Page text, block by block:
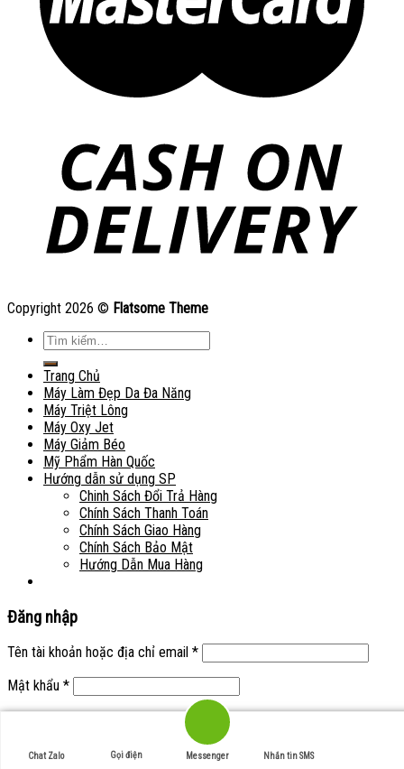
Copyright 2026 © Flatsome Theme
Tìm
kiếm:
Trang Chủ
Máy Làm Đẹp Da Đa Năng
Máy Triệt Lông
Máy Oxy Jet
Máy Giảm Béo
Mỹ Phẩm Hàn Quốc
Hướng dẫn sử dụng SP
Chinh Sách Đổi Trả Hàng
Chính Sách Thanh Toán
Chính Sách Giao Hàng
Chính Sách Bảo Mật
Hướng Dẫn Mua Hàng
Chat Zalo Gọi điện Messenger Nhắn tin SMS
Đăng nhập
Tên tài khoản hoặc địa chỉ email *
Mật khẩu *
Đăng nhập
Quên mật khẩu?